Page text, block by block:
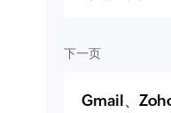
下一页
Gmail、